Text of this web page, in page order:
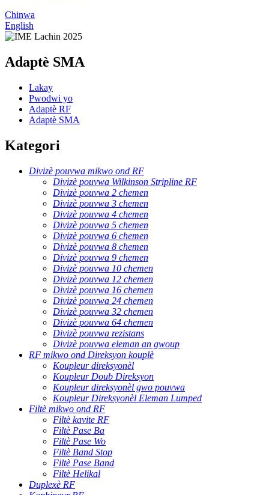
Chinwa
English
Adaptè SMA
Lakay
Pwodwi yo
Adaptè RF
Adaptè SMA
Kategori
Divizè pouvwa mikwo ond RF
Divizè pouvwa Wilkinson Stripline RF
Divizè pouvwa 2 chemen
Divizè pouvwa 3 chemen
Divizè pouvwa 4 chemen
Divizè pouvwa 5 chemen
Divizè pouvwa 6 chemen
Divizè pouvwa 8 chemen
Divizè pouvwa 9 chemen
Divizè pouvwa 10 chemen
Divizè pouvwa 12 chemen
Divizè pouvwa 16 chemen
Divizè pouvwa 24 chemen
Divizè pouvwa 32 chemen
Divizè pouvwa 64 chemen
Divizè pouvwa rezistans
Divizè pouvwa eleman an gwoup
RF mikwo ond Direksyon kouplè
Koupleur direksyonèl
Koupleur Doub Direksyon
Koupleur direksyonèl gwo pouvwa
Koupleur Direksyonèl Eleman Lumped
Filtè mikwo ond RF
Filtè kavite RF
Filtè Pase Ba
Filtè Pase Wo
Filtè Band Stop
Filtè Pase Band
Filtè Helikal
Duplexè RF